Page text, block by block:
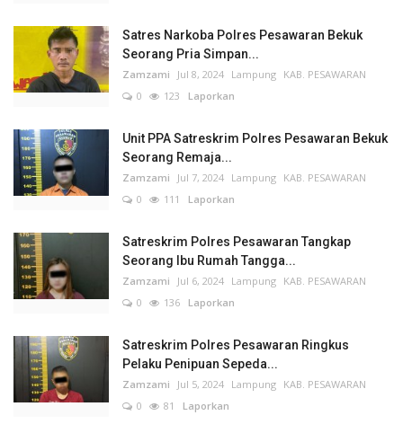
Satres Narkoba Polres Pesawaran Bekuk
Seorang Pria Simpan...
Zamzami Jul 8, 2024 Lampung KAB. PESAWARAN
0
123 Laporkan
Unit PPA Satreskrim Polres Pesawaran Bekuk
Seorang Remaja...
Zamzami Jul 7, 2024 Lampung KAB. PESAWARAN
0
111 Laporkan
Satreskrim Polres Pesawaran Tangkap
Seorang Ibu Rumah Tangga...
Zamzami Jul 6, 2024 Lampung KAB. PESAWARAN
0
136 Laporkan
Satreskrim Polres Pesawaran Ringkus
Pelaku Penipuan Sepeda...
Zamzami Jul 5, 2024 Lampung KAB. PESAWARAN
0
81 Laporkan